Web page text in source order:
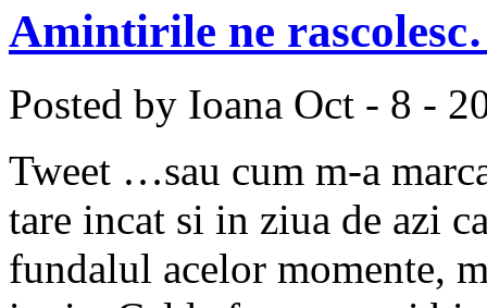
Amintirile ne
Posted by Ioana Oct - 8 -
Tweet …sau cum m-a
tare incat si in ziua de azi
fundalul acelor momente,